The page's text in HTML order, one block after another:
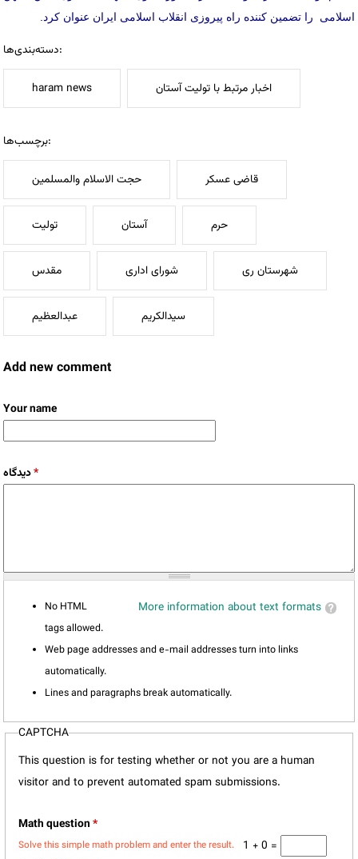
اسلامی را تضمین کننده راه پیروزی انقلاب اسلامی ایران عنوان کرد.
دسته‌بندی‌ها:
haram news اخبار مرتبط با تولیت آستان
برچسب‌ها:
حجت الاسلام والمسلمین قاضی عسکر
تولیت آستان حرم
مقدس شورای اداری شهرستان ری
عبدالعظیم سیدالکریم
Add new comment
Your name
دیدگاه*
More information about text formats
No HTML
tags allowed.
Web page addresses and e-mail addresses turn into links
automatically.
Lines and paragraphs break automatically.
CAPTCHA
This question is for testing whether or not you are a human
visitor and to prevent automated spam submissions.
Math question*
1 + 0 =
Solve this simple math problem and enter the result.